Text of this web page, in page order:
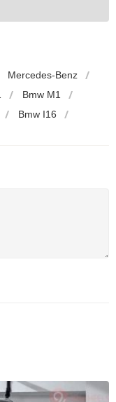
Mercedes-Benz
Bmw M1
Bmw I16